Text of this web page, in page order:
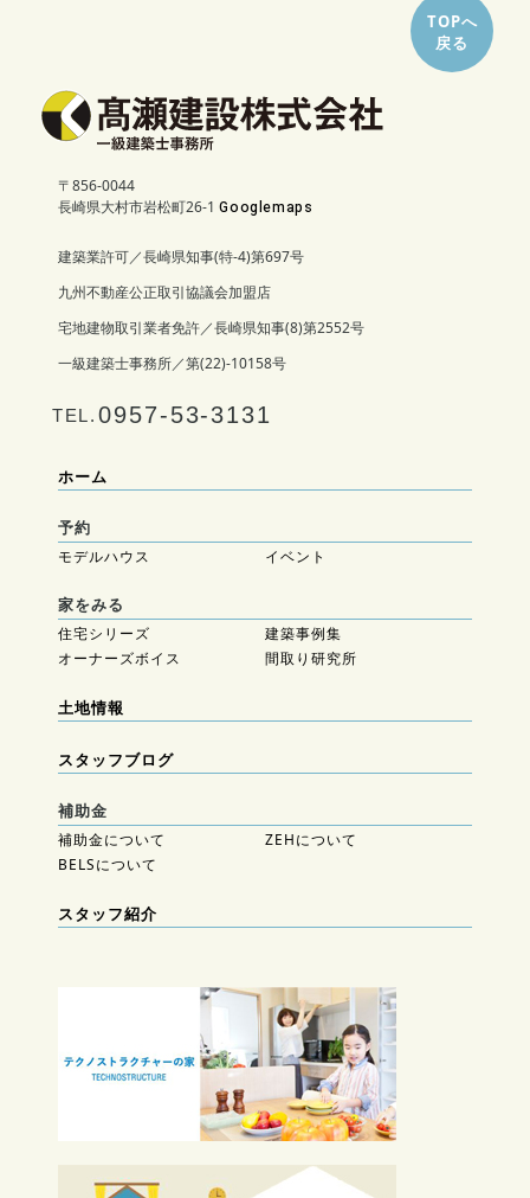
〒856-0044
長崎県大村市岩松町26-1Googlemaps
建築業許可／長崎県知事(特-4)第697号
九州不動産公正取引協議会加盟店
宅地建物取引業者免許／長崎県知事(8)第2552号
一級建築士事務所／第(22)-10158号
TEL. 0957-53-3131
ホーム
予約
モデルハウス イベント
家をみる
住宅シリーズ
建築事例集
オーナーズボイス
間取り研究所
土地情報
スタッフブログ
補助金
補助金について
ZEHについて
BELSについて
スタッフ紹介
TOPへ
戻る